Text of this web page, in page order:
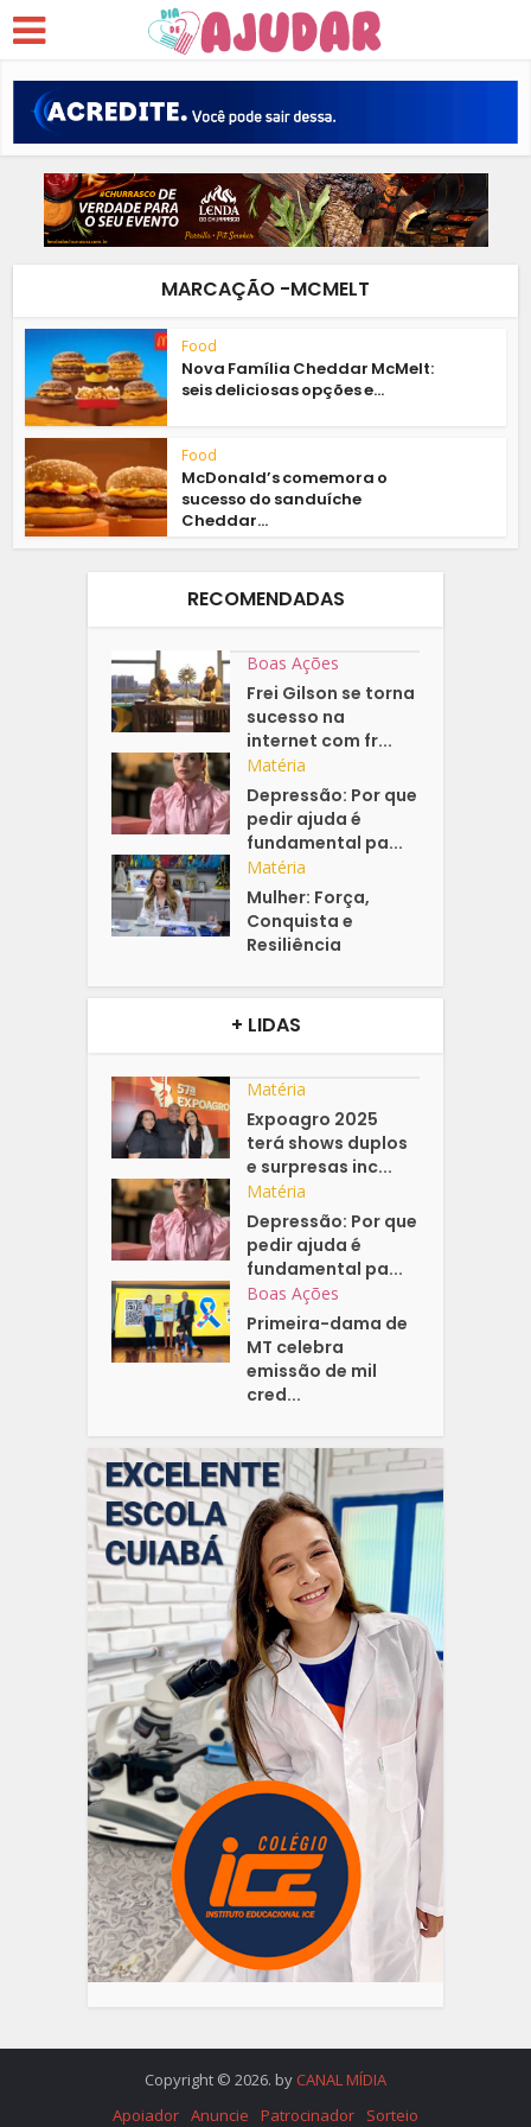
MARCAÇÃO -MCMELT
Food
Nova Família Cheddar McMelt:
seis deliciosas opções e...
Food
McDonald’s comemora o
sucesso do sanduíche
Cheddar...
RECOMENDADAS
Boas Ações
Frei Gilson se torna
sucesso na
internet com fr...
Matéria
Depressão: Por que
pedir ajuda é
fundamental pa...
Matéria
Mulher: Força,
Conquista e
Resiliência
+ LIDAS
Matéria
Expoagro 2025
terá shows duplos
e surpresas inc...
Matéria
Depressão: Por que
pedir ajuda é
fundamental pa...
Boas Ações
Primeira-dama de
MT celebra
emissão de mil
cred...
Copyright © 2026. by CANAL MÍDIA
Apoiador Anuncie Patrocinador Sorteio